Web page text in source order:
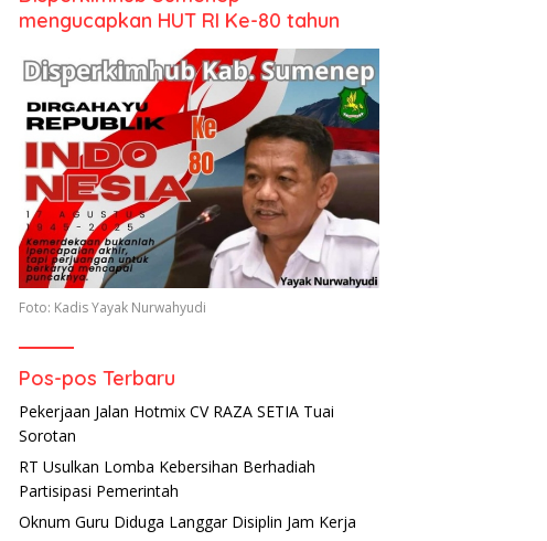
mengucapkan HUT RI Ke-80 tahun
Foto: Kadis Yayak Nurwahyudi
Pos-pos Terbaru
Pekerjaan Jalan Hotmix CV RAZA SETIA Tuai
Sorotan
RT Usulkan Lomba Kebersihan Berhadiah
Partisipasi Pemerintah
Oknum Guru Diduga Langgar Disiplin Jam Kerja